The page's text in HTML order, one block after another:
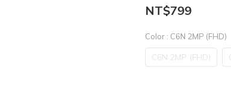
NT$799
Color : C6N 2MP (FHD)
C6N 2MP (FHD)